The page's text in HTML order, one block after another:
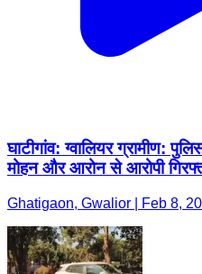
घाटीगांव: ग्वालियर ग्रामीण:
मोहन और आरोन से आरोपी
Ghatigaon, Gwalior | Feb 8,